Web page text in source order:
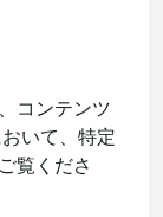
コンテンツ
いて、特定
覧くださ